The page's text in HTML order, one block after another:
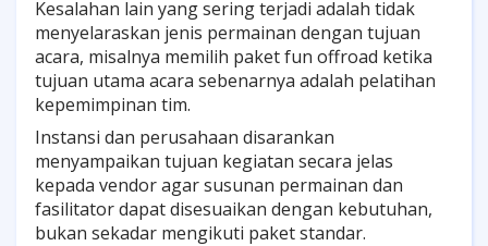
Kesalahan lain yang sering terjadi adalah tidak
menyelaraskan jenis permainan dengan tujuan
acara, misalnya memilih paket fun offroad ketika
tujuan utama acara sebenarnya adalah pelatihan
kepemimpinan tim.
Instansi dan perusahaan disarankan
menyampaikan tujuan kegiatan secara jelas
kepada vendor agar susunan permainan dan
fasilitator dapat disesuaikan dengan kebutuhan,
bukan sekadar mengikuti paket standar.